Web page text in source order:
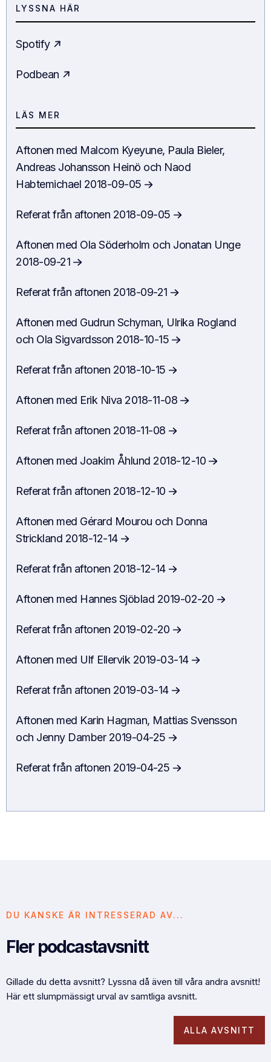
LYSSNA HÄR
Spotify
Podbean
LÄS MER
Aftonen med Malcom Kyeyune, Paula Bieler,
Andreas Johansson Heinö och Naod
Habtemichael 2018-09-05
Referat från aftonen 2018-09-05
Aftonen med Ola Söderholm och Jonatan Unge
2018-09-21
Referat från aftonen 2018-09-21
Aftonen med Gudrun Schyman, Ulrika Rogland
och Ola Sigvardsson 2018-10-15
Referat från aftonen 2018-10-15
Aftonen med Erik Niva 2018-11-08
Referat från aftonen 2018-11-08
Aftonen med Joakim Åhlund 2018-12-10
Referat från aftonen 2018-12-10
Aftonen med Gérard Mourou och Donna
Strickland 2018-12-14
Referat från aftonen 2018-12-14
Aftonen med Hannes Sjöblad 2019-02-20
Referat från aftonen 2019-02-20
Aftonen med Ulf Ellervik 2019-03-14
Referat från aftonen 2019-03-14
Aftonen med Karin Hagman, Mattias Svensson
och Jenny Damber 2019-04-25
Referat från aftonen 2019-04-25
DU KANSKE ÄR INTRESSERAD AV...
Fler podcastavsnitt
Gillade du detta avsnitt? Lyssna då även till våra andra avsnitt!
Här ett slumpmässigt urval av samtliga avsnitt.
ALLA AVSNITT